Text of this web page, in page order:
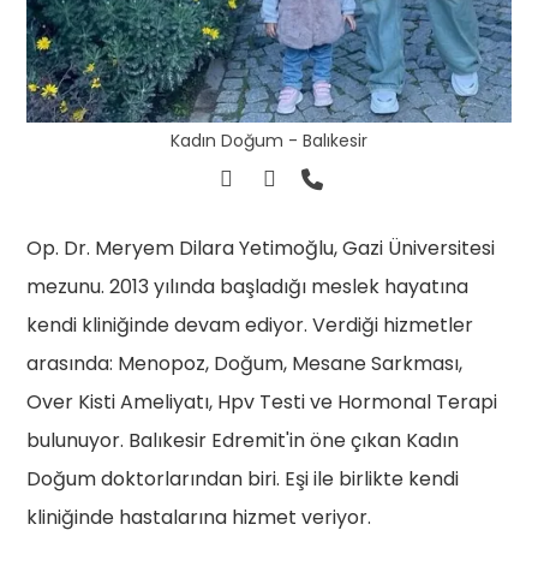
Kadın Doğum - Balıkesir
Op. Dr. Meryem Dilara Yetimoğlu, Gazi Üniversitesi
mezunu. 2013 yılında başladığı meslek hayatına
kendi kliniğinde devam ediyor. Verdiği hizmetler
arasında: Menopoz, Doğum, Mesane Sarkması,
Over Kisti Ameliyatı, Hpv Testi ve Hormonal Terapi
bulunuyor. Balıkesir Edremit'in öne çıkan Kadın
Doğum doktorlarından biri. Eşi ile birlikte kendi
kliniğinde hastalarına hizmet veriyor.